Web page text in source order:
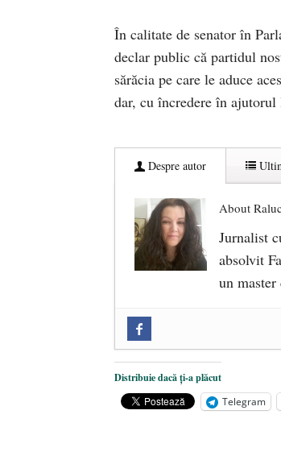
În calitate de senator în
declar public că partidul
sărăcia pe care le aduce
dar, cu încredere în
Despre autor
About
Jurnalist
absolvit
un
comemorat la 102
„Carnea cultivată”
iulie 2024
Distribuie dacă ți-a plăcut
Telegram